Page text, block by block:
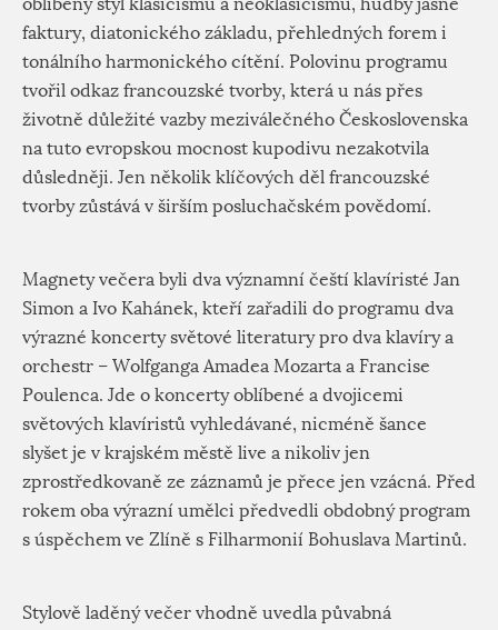
faktury, diatonického základu, přehledných forem i
tonálního harmonického cítění. Polovinu programu
tvořil odkaz francouzské tvorby, která u nás přes
životně důležité vazby meziválečného Československa
na tuto evropskou mocnost kupodivu nezakotvila
důsledněji. Jen několik klíčových děl francouzské
tvorby zůstává v širším posluchačském povědomí.
Magnety večera byli dva významní čeští klavíristé Jan
Simon a Ivo Kahánek, kteří zařadili do programu dva
výrazné koncerty světové literatury pro dva klavíry a
orchestr – Wolfganga Amadea Mozarta a Francise
Poulenca. Jde o koncerty oblíbené a dvojicemi
světových klavíristů vyhledávané, nicméně šance
slyšet je v krajském městě live a nikoliv jen
zprostředkovaně ze záznamů je přece jen vzácná. Před
rokem oba výrazní umělci předvedli obdobný program
s úspěchem ve Zlíně s Filharmonií Bohuslava Martinů.
Stylově laděný večer vhodně uvedla půvabná